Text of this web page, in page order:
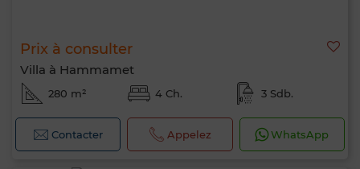
Prix à consulter
Villa à Hammamet
280 m² 4 Ch. 3 Sdb.
Contacter Appelez WhatsApp